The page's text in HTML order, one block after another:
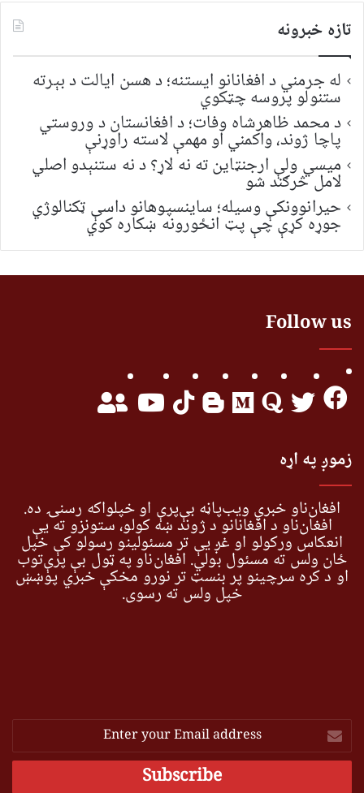
تازه خبرونه
له جرمني د افغانانو ایستنه؛ د هسن ایالت د بېرته
ستنولو پروسه چټکوي
د محمد ظاهرشاه وفات؛ د افغانستان د وروستي
پاچا ژوند، واکمني او مهمې لاسته راوړنې
میسي ولې ارجنټاین ته نه لاړ؟ د نه ستنېدو اصلي
لامل څرګند شو
حیرانوونکې وسیله؛ ساینسپوهانو داسې ټکنالوژي
جوړه کړې چې پټ انځورونه ښکاره کوي
Follow us
زموږ په اړه
افغان‌ناو خبري ویب‌پاڼه بې‌پرې او خپلواکه رسنۍ ده.
افغان‌ناو د افغانانو د ژوند ښه کولو، ستونزو ته یې
انعکاس ورکولو او غږ یې تر مسئولینو رسولو کې خپل
ځان ولس ته مسئول بولي. افغان‌ناو په ټول بې پرې‌توب
او د کره سرچینو پر بنسټ تر نورو مخکې خبري پوښښ
خپل ولس ته رسوي.
Enter
your
Email